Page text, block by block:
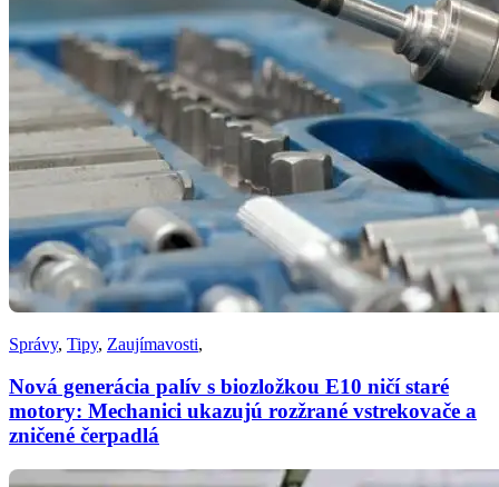
Správy, Tipy, Zaujímavosti,
Nová generácia palív s biozložkou E10 ničí staré
motory: Mechanici ukazujú rozžrané vstrekovače a
zničené čerpadlá